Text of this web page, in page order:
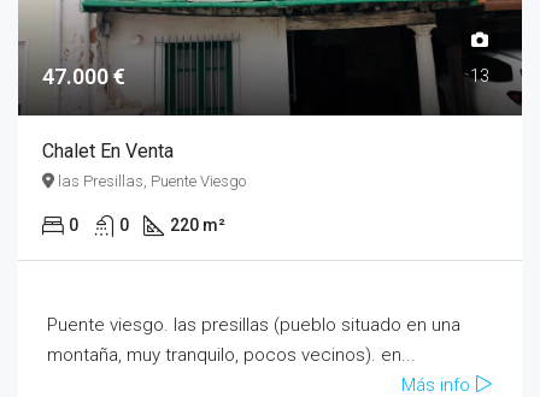
47.000 € 13
Chalet En Venta
las Presillas, Puente Viesgo
0 0 220 m²
Puente viesgo. las presillas (pueblo situado en una
montaña, muy tranquilo, pocos vecinos). en...
Más info